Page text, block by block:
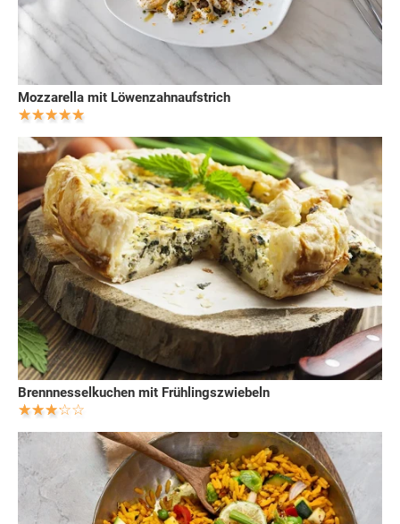
Mozzarella mit Löwenzahnaufstrich
Brennnesselkuchen mit Frühlingszwiebeln